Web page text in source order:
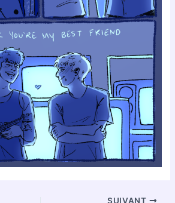
SUIVANT